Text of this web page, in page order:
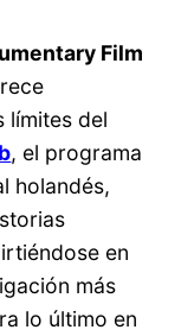
Film
límites del
, el programa
holandés,
en
más
lo último en